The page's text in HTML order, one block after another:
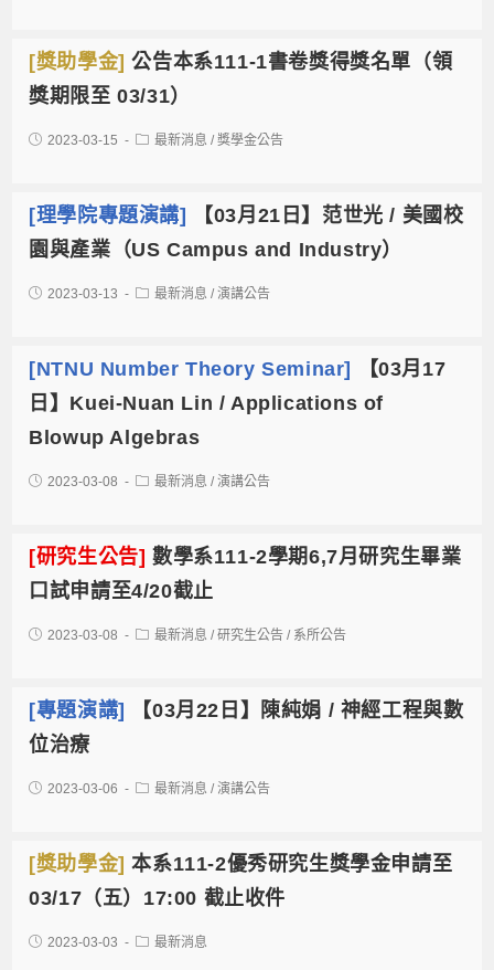
[獎助學金]公告本系111-1書卷獎得獎名單（領
獎期限至 03/31）
2023-03-15 最新消息 / 獎學金公告
[理學院專題演講]
【03月21日】范世光 / 美國校
園與產業（US Campus and Industry）
2023-03-13 最新消息 / 演講公告
[NTNU Number Theory Seminar]
【03月17
日】Kuei-Nuan Lin / Applications of
Blowup Algebras
2023-03-08 最新消息 / 演講公告
[研究生公告]數學系111-2學期6,7月研究生畢業
口試申請至4/20截止
2023-03-08 最新消息 / 研究生公告 / 系所公告
[專題演講]
【03月22日】陳純娟 / 神經工程與數
位治療
2023-03-06 最新消息 / 演講公告
[獎助學金]本系111-2優秀研究生獎學金申請至
03/17（五）17:00 截止收件
2023-03-03 最新消息